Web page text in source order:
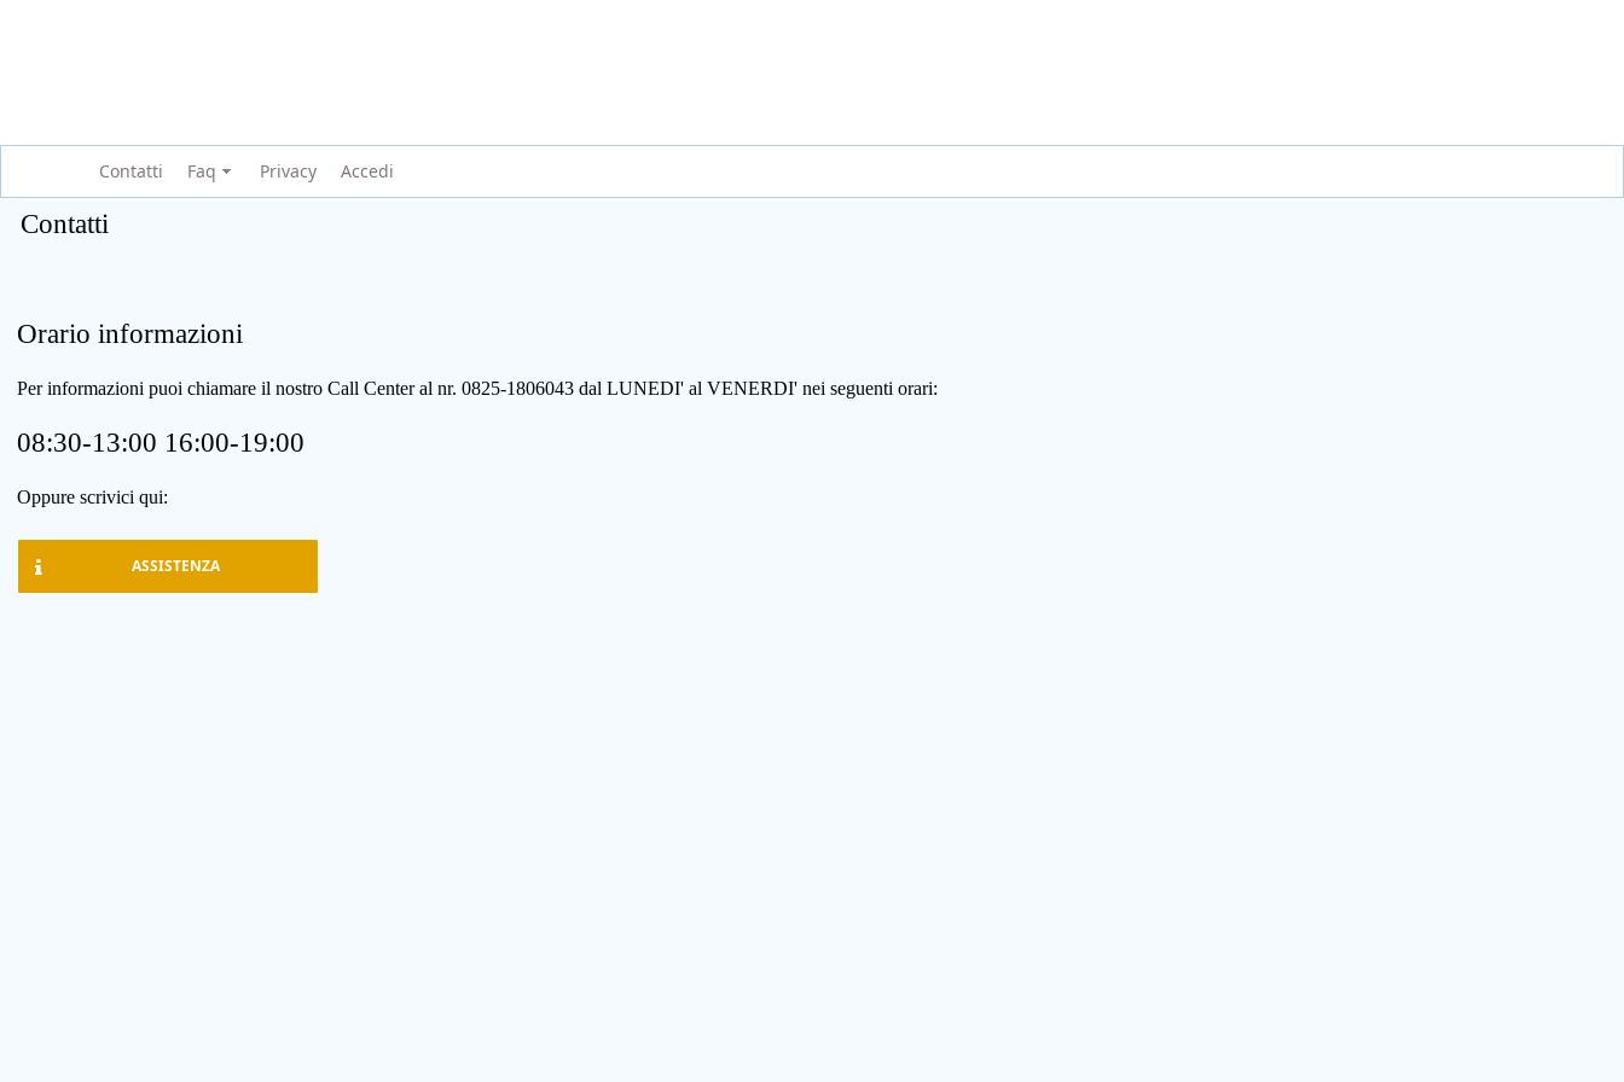
Contatti Faq Privacy Accedi
Contatti
Orario informazioni
Per informazioni puoi chiamare il nostro Call Center al nr. 0825-1806043 dal LUNEDI' al VENERDI' nei seguenti orari:
08:30-13:00 16:00-19:00
Oppure scrivici qui:
ASSISTENZA